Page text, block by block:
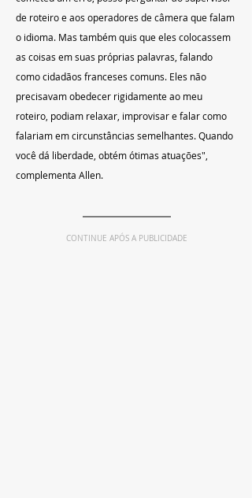
de roteiro e aos operadores de câmera que falam
o idioma. Mas também quis que eles colocassem
as coisas em suas próprias palavras, falando
como cidadãos franceses comuns. Eles não
precisavam obedecer rigidamente ao meu
roteiro, podiam relaxar, improvisar e falar como
falariam em circunstâncias semelhantes. Quando
você dá liberdade, obtém ótimas atuações",
complementa Allen.
CONTINUE APÓS A PUBLICIDADE